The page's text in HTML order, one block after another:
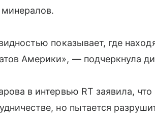
показывает, где
Америки», — подчеркнула
в интервью RT заявила,
но пытается